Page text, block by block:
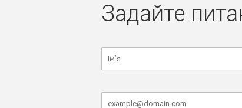
Задайте